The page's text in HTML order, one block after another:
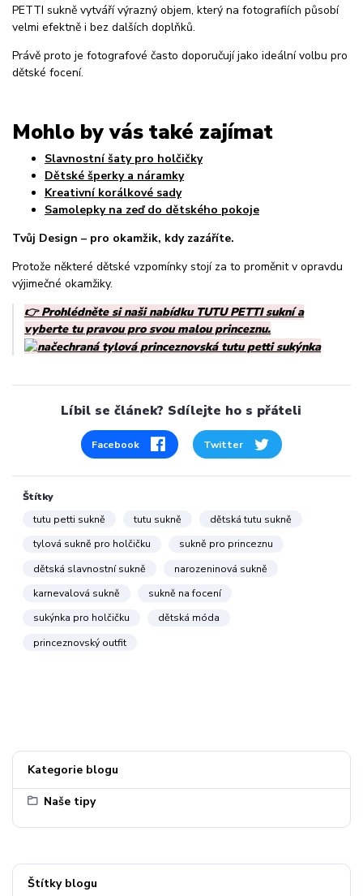
Kategorie blogu
Naše tipy
Štítky blogu
PETTI sukně vytváří výrazný objem, který na fotografiích působí
velmi efektně i bez dalších doplňků.
Právě proto je fotografové často doporučují jako ideální volbu pro
dětské focení.
Mohlo by vás také zajímat
Slavnostní šaty pro holčičky
Dětské šperky a náramky
Kreativní korálkové sady
Samolepky na zeď do dětského pokoje
Tvůj Design – pro okamžik, kdy zazáříte.
Protože některé dětské vzpomínky stojí za to proměnit v opravdu
výjimečné okamžiky.
👉 Prohlédněte si naši nabídku TUTU PETTI suknía
vyberte tu pravou pro svou malou princeznu.
Líbil se článek? Sdílejte ho s přáteli
Facebook Twitter
Štítky
tutu petti sukně
tutu sukně
dětská tutu sukně
tylová sukně pro holčičku
sukně pro princeznu
dětská slavnostní sukně
narozeninová sukně
karnevalová sukně
sukně na focení
sukýnka pro holčičku
dětská móda
princeznovský outfit